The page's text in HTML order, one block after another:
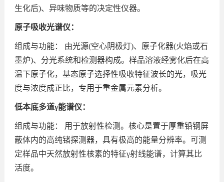
生化后)、异味物质等的决定性仪器。
原子吸收光谱仪：
组成与功能： 由光源(空心阴极灯)、原子化器(火焰或石
墨炉)、分光系统和检测器构成。样品溶液经雾化后在高
温下原子化，基态原子选择性吸收特征波长的光，吸光
度与浓度成正比，专用于重金属元素分析。
低本底多道γ能谱仪：
组成与功能： 用于放射性检测。核心是置于厚重铅钢屏
蔽体内的高纯锗探测器，具有极高的能量分辨率。可测
定样品中天然放射性核素的特征γ射线能谱，计算其比
活度。